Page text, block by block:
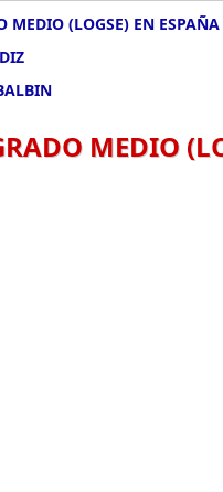
MEDIO (LOGSE) EN ESPAÑA
MEDIO